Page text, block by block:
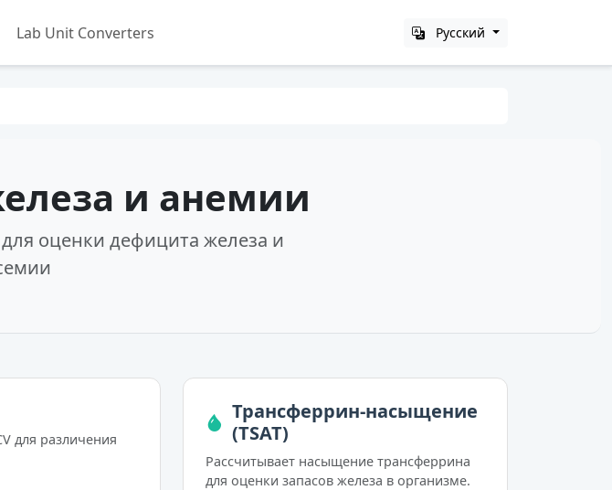
Русский
Lab Unit Converters
и анемии
оценки дефицита железа и
для различения
Трансферрин-насыщение
(TSAT)
Рассчитывает насыщение трансферрина
для оценки запасов железа в организме.